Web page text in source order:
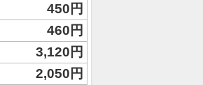
450円
460円
3,120円
2,050円